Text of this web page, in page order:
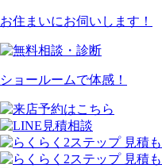
お住まいにお伺いします！
ショールームで体感！